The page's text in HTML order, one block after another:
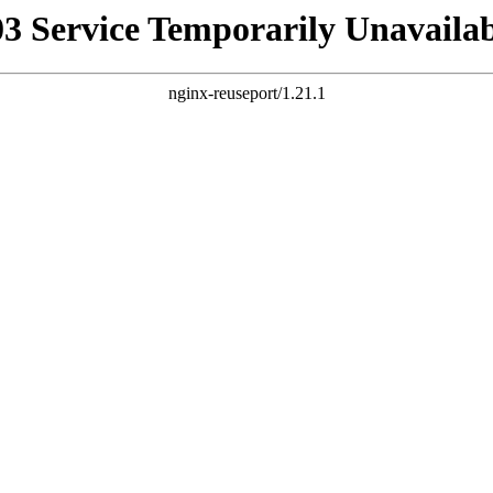
Service Temporarily
nginx-reuseport/1.21.1